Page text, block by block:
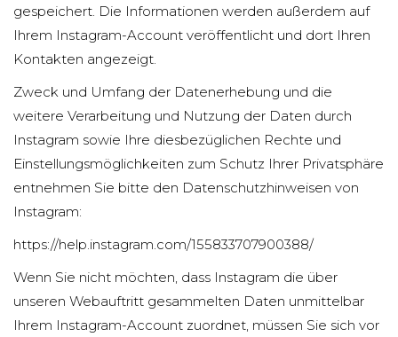
gespeichert. Die Informationen werden außerdem auf
Ihrem Instagram-Account veröffentlicht und dort Ihren
Kontakten angezeigt.
Zweck und Umfang der Datenerhebung und die
weitere Verarbeitung und Nutzung der Daten durch
Instagram sowie Ihre diesbezüglichen Rechte und
Einstellungsmöglichkeiten zum Schutz Ihrer Privatsphäre
entnehmen Sie bitte den Datenschutzhinweisen von
Instagram:
https://help.instagram.com/155833707900388/
Wenn Sie nicht möchten, dass Instagram die über
unseren Webauftritt gesammelten Daten unmittelbar
Ihrem Instagram-Account zuordnet, müssen Sie sich vor